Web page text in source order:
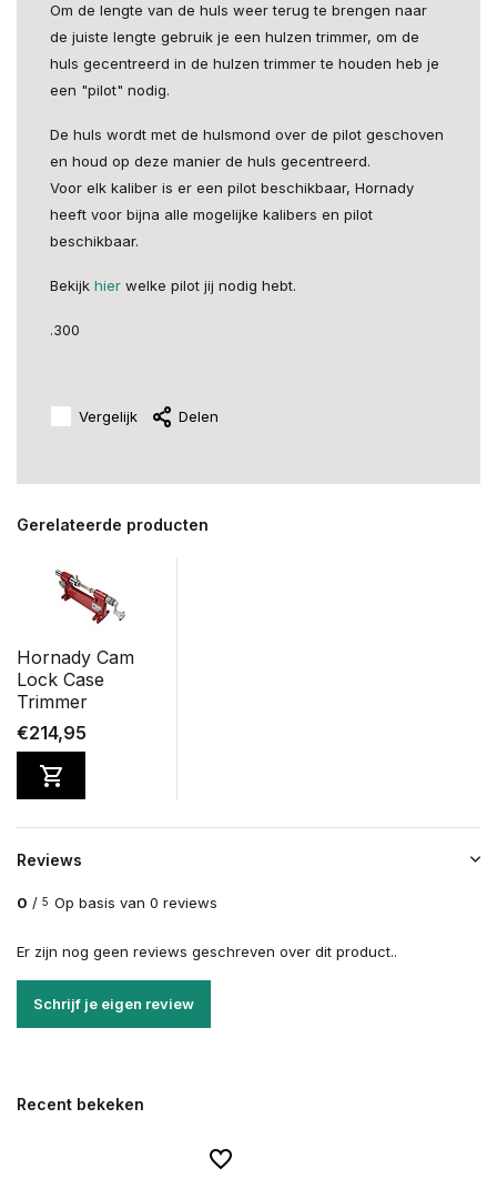
Om de lengte van de huls weer terug te brengen naar
de juiste lengte gebruik je een hulzen trimmer, om de
huls gecentreerd in de hulzen trimmer te houden heb je
een "pilot" nodig.
De huls wordt met de hulsmond over de pilot geschoven
en houd op deze manier de huls gecentreerd.
Voor elk kaliber is er een pilot beschikbaar, Hornady
heeft voor bijna alle mogelijke kalibers en pilot
beschikbaar.
Bekijk hier welke pilot jij nodig hebt.
.300
Vergelijk Delen
Gerelateerde producten
Hornady Cam
Lock Case
Trimmer
€214,95
Reviews
0 / 5 Op basis van 0 reviews
Er zijn nog geen reviews geschreven over dit product..
Schrijf je eigen review
Recent bekeken